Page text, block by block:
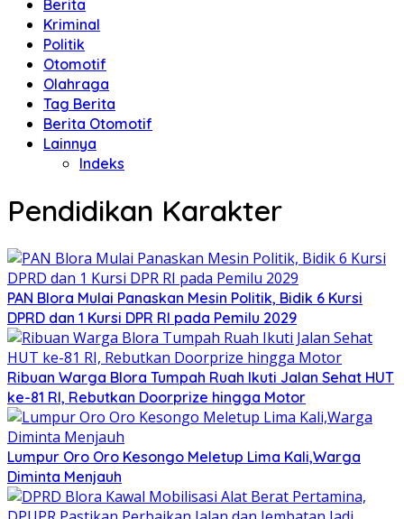
Berita
Kriminal
Politik
Otomotif
Olahraga
Tag Berita
Berita Otomotif
Lainnya
Indeks
Pendidikan Karakter
‎PAN Blora Mulai Panaskan Mesin Politik, Bidik 6 Kursi
DPRD dan 1 Kursi DPR RI pada Pemilu 2029
Ribuan Warga Blora Tumpah Ruah Ikuti Jalan Sehat HUT
ke-81 RI, Rebutkan Doorprize hingga Motor
Lumpur Oro Oro Kesongo Meletup Lima Kali,Warga
Diminta Menjauh